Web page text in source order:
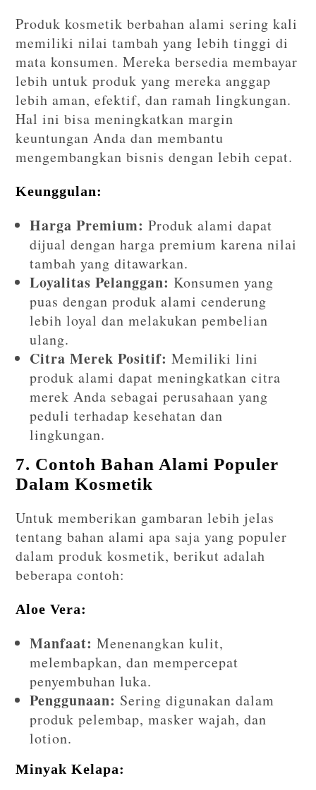
Produk kosmetik berbahan alami sering kali
memiliki nilai tambah yang lebih tinggi di
mata konsumen. Mereka bersedia membayar
lebih untuk produk yang mereka anggap
lebih aman, efektif, dan ramah lingkungan.
Hal ini bisa meningkatkan margin
keuntungan Anda dan membantu
mengembangkan bisnis dengan lebih cepat.
Keunggulan:
Harga Premium: Produk alami dapat
dijual dengan harga premium karena nilai
tambah yang ditawarkan.
Loyalitas Pelanggan: Konsumen yang
puas dengan produk alami cenderung
lebih loyal dan melakukan pembelian
ulang.
Citra Merek Positif: Memiliki lini
produk alami dapat meningkatkan citra
merek Anda sebagai perusahaan yang
peduli terhadap kesehatan dan
lingkungan.
7. Contoh Bahan Alami Populer
Dalam Kosmetik
Untuk memberikan gambaran lebih jelas
tentang bahan alami apa saja yang populer
dalam produk kosmetik, berikut adalah
beberapa contoh:
Aloe Vera:
Manfaat: Menenangkan kulit,
melembapkan, dan mempercepat
penyembuhan luka.
Penggunaan: Sering digunakan dalam
produk pelembap, masker wajah, dan
lotion.
Minyak Kelapa: